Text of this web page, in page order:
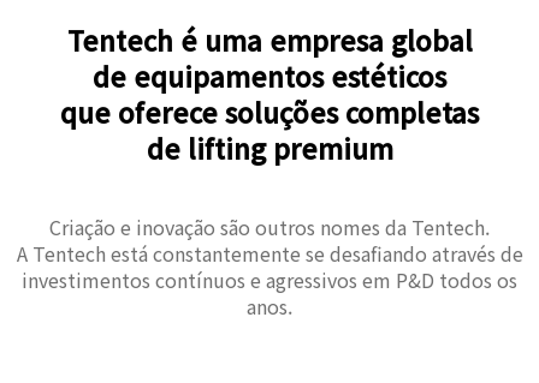
Tentech é uma empresa global
de equipamentos estéticos
que oferece soluções completas
de lifting premium
Criação e inovação são outros nomes da Tentech.
A Tentech está constantemente se desafiando através de
investimentos contínuos e agressivos em P&D todos os
anos.